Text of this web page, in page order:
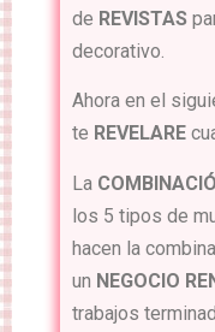
de REVISTAS
decorativo.
Ahora en el
te REVELARE
La
los 5 tipos de
hacen la
un NEGOCIO
trabajos